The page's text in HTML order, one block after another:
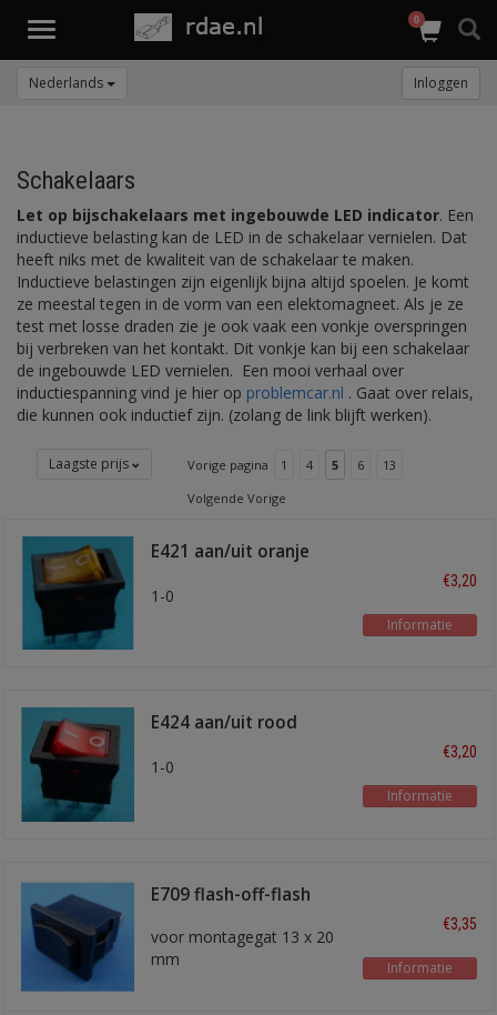
Toggle
0
Nederlands Inloggen
Schakelaars
Let op bijschakelaars met ingebouwde LED indicator. Een
inductieve belasting kan de LED in de schakelaar vernielen. Dat
heeft niks met de kwaliteit van de schakelaar te maken.
Inductieve belastingen zijn eigenlijk bijna altijd spoelen. Je komt
ze meestal tegen in de vorm van een elektomagneet. Als je ze
test met losse draden zie je ook vaak een vonkje overspringen
bij verbreken van het kontakt. Dit vonkje kan bij een schakelaar
de ingebouwde LED vernielen. Een mooi verhaal over
inductiespanning vind je hier op problemcar.nl . Gaat over relais,
die kunnen ook inductief zijn. (zolang de link blijft werken).
Laagste prijs Vorige pagina 1 4 5 6
13
Volgende Vorige
E421 aan/uit oranje
1-0
€3,20
Informatie
E424 aan/uit rood
1-0
€3,20
Informatie
E709 flash-off-flash
voor montagegat 13 x 20
mm
€3,35
Informatie